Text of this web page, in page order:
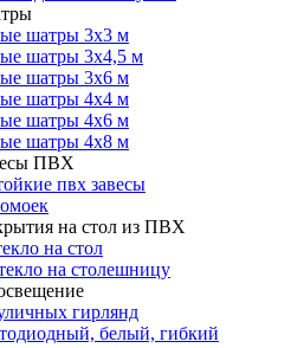
шатры 3х3 м
шатры 3х4,5 м
шатры 3х6 м
шатры 4х4 м
шатры 4х6 м
шатры 4х8 м
ПВХ
пвх завесы
на стол из ПВХ
на стол
на столешницу
гирлянд
белый, гибкий